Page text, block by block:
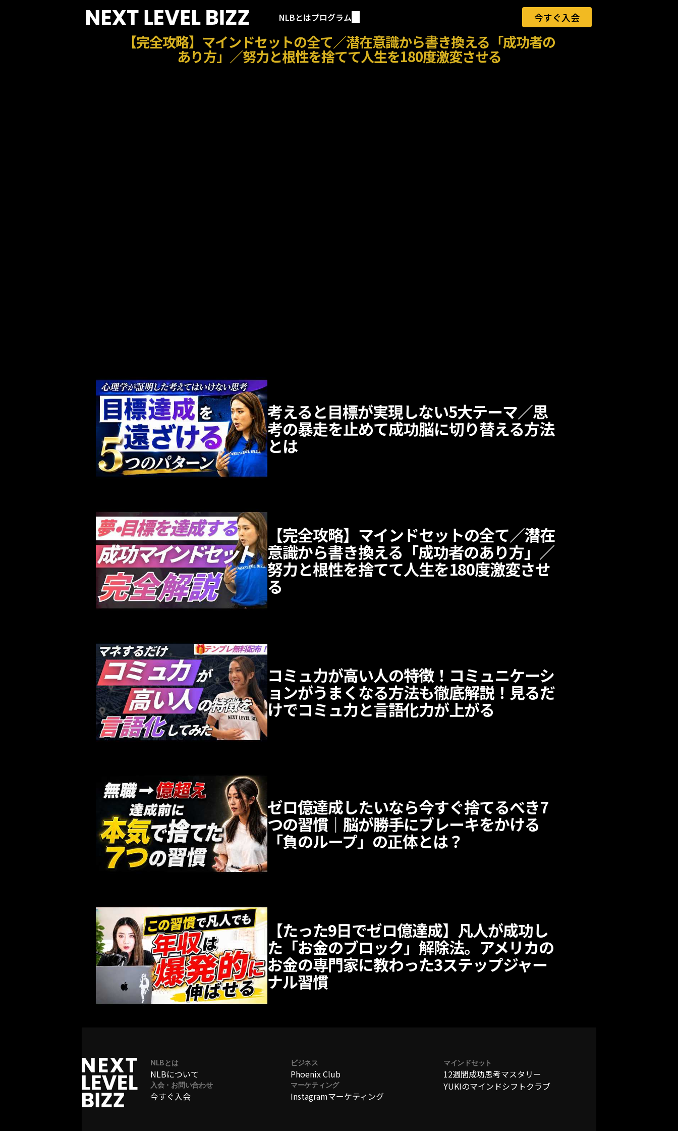
NLBとはプログラム 今すぐ入会
【完全攻略】マインドセットの全て／潜在意識から書き換える「成功者の
あり方」／努力と根性を捨てて人生を180度激変させる
考えると目標が実現しない5大テーマ／思
考の暴走を止めて成功脳に切り替える方法
とは
【完全攻略】マインドセットの全て／潜在
意識から書き換える「成功者のあり方」／
努力と根性を捨てて人生を180度激変させ
る
コミュ力が高い人の特徴！コミュニケーシ
ョンがうまくなる方法も徹底解説！見るだ
けでコミュ力と言語化力が上がる
ゼロ億達成したいなら今すぐ捨てるべき7
つの習慣｜脳が勝手にブレーキをかける
「負のループ」の正体とは？
【たった9日でゼロ億達成】凡人が成功し
た「お金のブロック」解除法。アメリカの
お金の専門家に教わった3ステップジャー
ナル習慣
NLBとは
NLBについて
入会・お問い合わせ
今すぐ入会
ビジネス
Phoenix Club
マーケティング
Instagramマーケティング
マインドセット
12週間成功思考マスタリー
YUKIのマインドシフトクラブ